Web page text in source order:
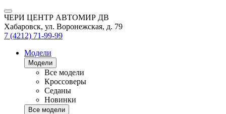
ЧЕРИ ЦЕНТР АВТОМИР ДВ
Хабаровск, ул. Воронежская, д. 79
7 (4212) 71-99-99
Модели
Модели
Все модели
Кроссоверы
Седаны
Новинки
Все модели